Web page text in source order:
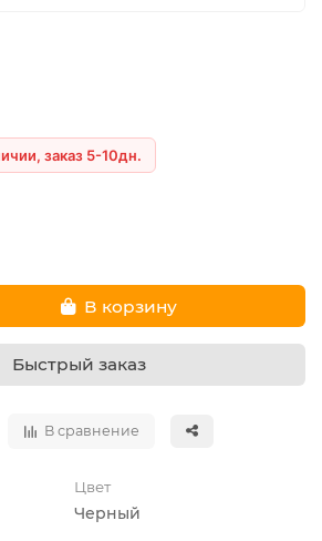
заказ 5-10дн.
В корзину
Быстрый заказ
В сравнение
Цвет
Черный